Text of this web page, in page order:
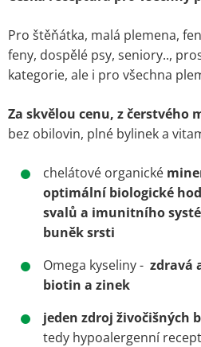
Pro štěňátka, malá plemena,
feny, dospělé psy, seniory..,
kategorie, ale i pro všechna
Za skvělou cenu, z čerstvého
bez obilovin, plné bylinek a
chelátové organické
optimální biologické
svalů a imunitního
buněk srsti
Omega kyseliny - zdravá
biotin a zinek
jeden zdroj živočišných
tedy hypoalergenní